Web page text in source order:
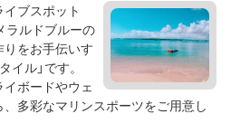
ブスポット
ラルドブルーの
をお手伝いす
ル」です。
ボードやウェ
多彩なマリンスポーツをご用意し